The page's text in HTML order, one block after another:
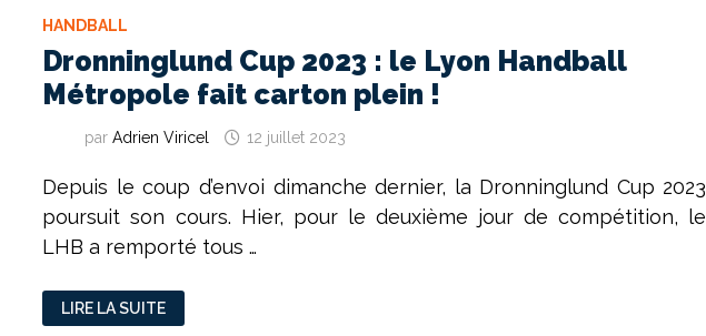
HANDBALL
Dronninglund Cup 2023 : le Lyon Handball
Métropole fait carton plein !
parAdrien Viricel 12 juillet 2023
Depuis le coup d’envoi dimanche dernier, la Dronninglund Cup 2023
poursuit son cours. Hier, pour le deuxième jour de compétition, le
LHB a remporté tous …
DRONNINGLUND
CUP
2023
LIRE LA SUITE